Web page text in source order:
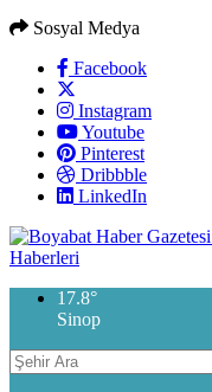
Sosyal Medya
Facebook
Instagram
Youtube
Pinterest
Dribbble
LinkedIn
17.8°
Sinop